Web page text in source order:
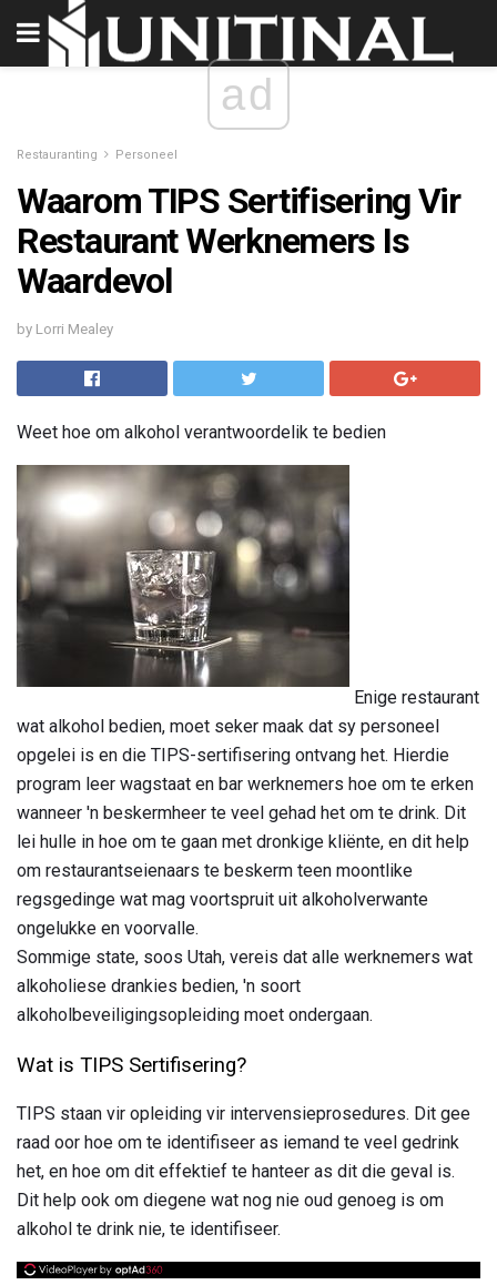
ad
Restauranting Personeel
Waarom TIPS Sertifisering Vir
Restaurant Werknemers Is
Waardevol
by Lorri Mealey
Weet hoe om alkohol verantwoordelik te bedien
Enige restaurant
wat alkohol bedien, moet seker maak dat sy personeel
opgelei is en die TIPS-sertifisering ontvang het. Hierdie
program leer wagstaat en bar werknemers hoe om te erken
wanneer 'n beskermheer te veel gehad het om te drink. Dit
lei hulle in hoe om te gaan met dronkige kliënte, en dit help
om restaurantseienaars te beskerm teen moontlike
regsgedinge wat mag voortspruit uit alkoholverwante
ongelukke en voorvalle.
Sommige state, soos Utah, vereis dat alle werknemers wat
alkoholiese drankies bedien, 'n soort
alkoholbeveiligingsopleiding moet ondergaan.
Wat is TIPS Sertifisering?
TIPS staan ​​vir opleiding vir intervensieprosedures. Dit gee
raad oor hoe om te identifiseer as iemand te veel gedrink
het, en hoe om dit effektief te hanteer as dit die geval is.
Dit help ook om diegene wat nog nie oud genoeg is om
alkohol te drink nie, te identifiseer.